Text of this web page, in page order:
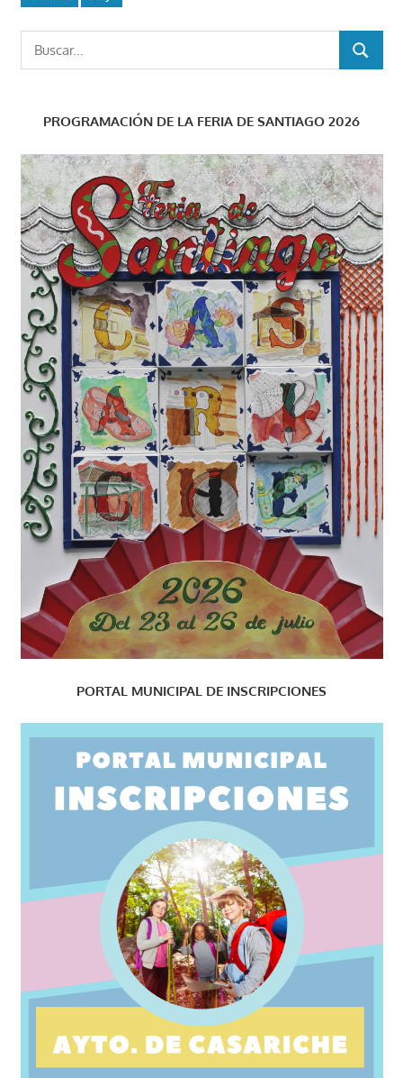
Buscar:
BUSCAR
PROGRAMACIÓN DE LA FERIA DE SANTIAGO 2026
PORTAL MUNICIPAL DE INSCRIPCIONES